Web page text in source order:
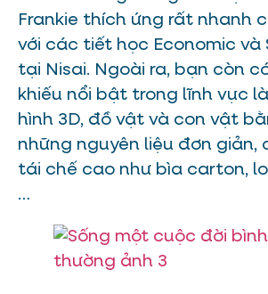
Frankie thích ứng rất nhanh
với các tiết học Economic và
tại Nisai. Ngoài ra, bạn còn
khiếu nổi bật trong lĩnh vực
hình 3D, đồ vật và con vật
những nguyên liệu đơn giản,
tái chế cao như bìa carton,
…